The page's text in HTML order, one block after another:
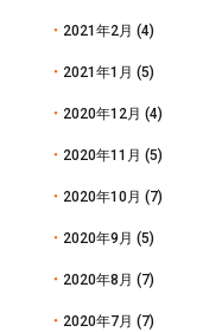
2021年2月 (4)
2021年1月 (5)
2020年12月 (4)
2020年11月 (5)
2020年10月 (7)
2020年9月 (5)
2020年8月 (7)
2020年7月 (7)